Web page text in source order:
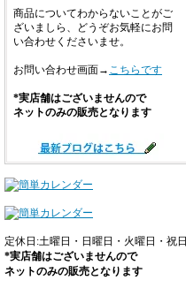
商品についてわからないことがご
ざいましら、どうぞお気軽にお問
い合わせくださいませ。
お問い合わせ画面→ こちらです
*実店舗はございませんので
ネットのみの販売となります
定休日:土曜日・日曜日・火曜日・祝日
*実店舗はございませんので
ネットのみの販売となります